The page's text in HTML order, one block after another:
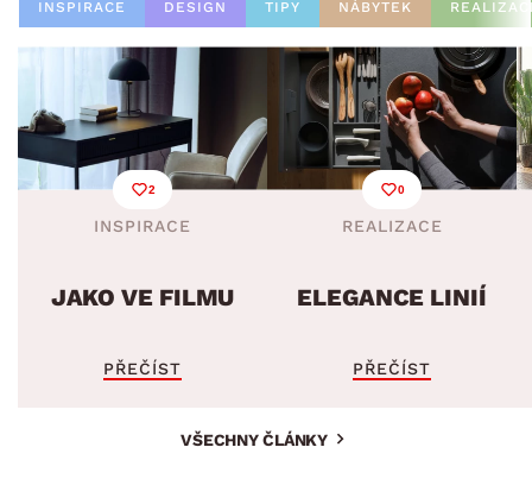
INSPIRACE DESIGN TIPY NÁBYTEK
2
INSPIRACE
JAKO VE FILMU
PŘEČÍST
0
REALIZACE
ELEGANCE LINIÍ
PŘEČÍST
VŠECHNY ČLÁNKY